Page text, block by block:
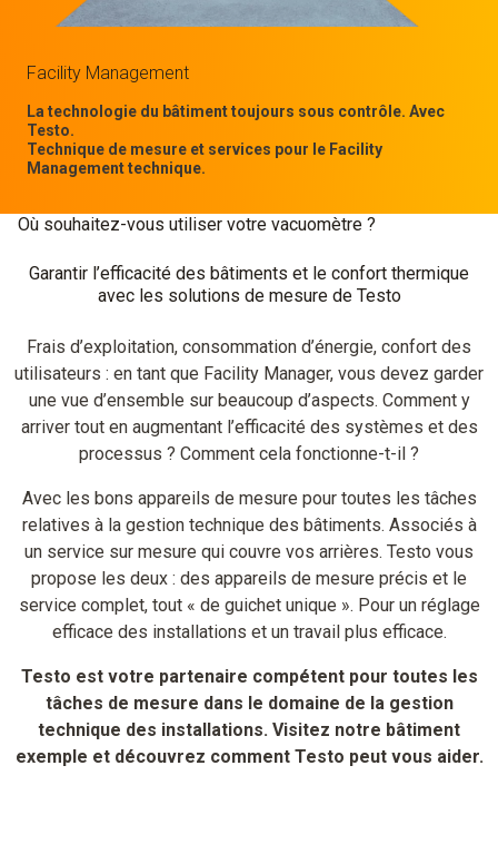
Facility Management
La technologie du bâtiment toujours sous contrôle. Avec
Testo.
Technique de mesure et services pour le Facility
Management technique.
Où souhaitez-vous utiliser votre vacuomètre ?
Garantir l’efficacité des bâtiments et le confort thermique
avec les solutions de mesure de Testo
Frais d’exploitation, consommation d’énergie, confort des
utilisateurs : en tant que Facility Manager, vous devez garder
une vue d’ensemble sur beaucoup d’aspects. Comment y
arriver tout en augmentant l’efficacité des systèmes et des
processus ? Comment cela fonctionne-t-il ?
Avec les bons appareils de mesure pour toutes les tâches
relatives à la gestion technique des bâtiments. Associés à
un service sur mesure qui couvre vos arrières. Testo vous
propose les deux : des appareils de mesure précis et le
service complet, tout « de guichet unique ». Pour un réglage
efficace des installations et un travail plus efficace.
Testo est votre partenaire compétent pour toutes les
tâches de mesure dans le domaine de la gestion
technique des installations. Visitez notre bâtiment
exemple et découvrez comment Testo peut vous aider.